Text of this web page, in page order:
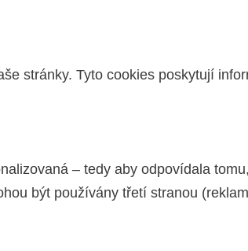
stránky. Tyto cookies poskytují
– tedy aby odpovídala
být používány třetí stranou